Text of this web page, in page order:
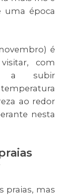
uma época
é
com
a subir
ao redor
nesta
praias, mas